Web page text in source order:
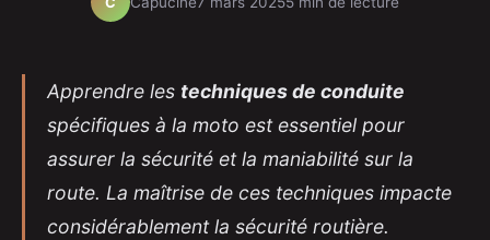
Apprendre les techniques de conduite
spécifiques à la moto est essentiel pour
assurer la sécurité et la maniabilité sur la
route. La maîtrise de ces techniques impacte
considérablement la sécurité routière.